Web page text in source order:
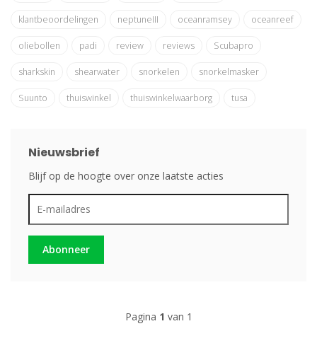
klantbeoordelingen neptuneIII oceanramsey oceanreef
oliebollen padi review reviews Scubapro
sharkskin shearwater snorkelen snorkelmasker
Suunto thuiswinkel thuiswinkelwaarborg tusa
Nieuwsbrief
Blijf op de hoogte over onze laatste acties
Abonneer
Pagina 1 van 1